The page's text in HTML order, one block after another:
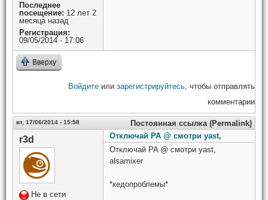
Последнее
посещение: 12 лет 2
месяца назад
Регистрация:
09/05/2014 - 17:06
Вверху
Войдите или зарегистрируйтесь, чтобы отправлять
комментарии
вт, 17/06/2014 - 15:58 Постоянная ссылка (Permalink)
r3d
Не в сети
Отключай PA @ смотри yast,
Отключай PA @ смотри yast,
alsamixer
*кедопроблемы*